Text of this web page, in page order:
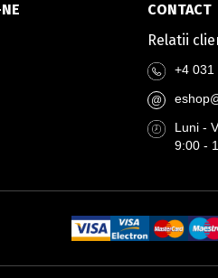
CONTACT
Relatii
+4 031
@
Luni -
9:00 -